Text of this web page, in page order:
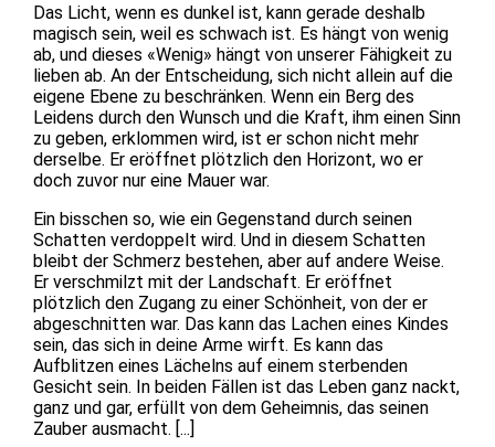
Das Licht, wenn es dunkel ist, kann gerade deshalb
magisch sein, weil es schwach ist. Es hängt von wenig
ab, und dieses «Wenig» hängt von unserer Fähigkeit zu
lieben ab. An der Entscheidung, sich nicht allein auf die
eigene Ebene zu beschränken. Wenn ein Berg des
Leidens durch den Wunsch und die Kraft, ihm einen Sinn
zu geben, erklommen wird, ist er schon nicht mehr
derselbe. Er eröffnet plötzlich den Horizont, wo er
doch zuvor nur eine Mauer war.
Ein bisschen so, wie ein Gegenstand durch seinen
Schatten verdoppelt wird. Und in diesem Schatten
bleibt der Schmerz bestehen, aber auf andere Weise.
Er verschmilzt mit der Landschaft. Er eröffnet
plötzlich den Zugang zu einer Schönheit, von der er
abgeschnitten war. Das kann das Lachen eines Kindes
sein, das sich in deine Arme wirft. Es kann das
Aufblitzen eines Lächelns auf einem sterbenden
Gesicht sein. In beiden Fällen ist das Leben ganz nackt,
ganz und gar, erfüllt von dem Geheimnis, das seinen
Zauber ausmacht. [...]